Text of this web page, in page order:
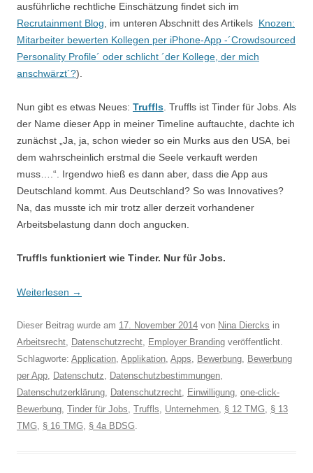
ausführliche rechtliche Einschätzung findet sich im
Recrutainment Blog, im unteren Abschnitt des Artikels Knozen:
Mitarbeiter bewerten Kollegen per iPhone-App -´Crowdsourced
Personality Profile´ oder schlicht ´der Kollege, der mich
anschwärzt´?).
Nun gibt es etwas Neues: Truffls. Truffls ist Tinder für Jobs. Als
der Name dieser App in meiner Timeline auftauchte, dachte ich
zunächst „Ja, ja, schon wieder so ein Murks aus den USA, bei
dem wahrscheinlich erstmal die Seele verkauft werden
muss….“. Irgendwo hieß es dann aber, dass die App aus
Deutschland kommt. Aus Deutschland? So was Innovatives?
Na, das musste ich mir trotz aller derzeit vorhandener
Arbeitsbelastung dann doch angucken.
Truffls funktioniert wie Tinder. Nur für Jobs.
Weiterlesen →
Dieser Beitrag wurde am 17. November 2014 von Nina Diercks in
Arbeitsrecht, Datenschutzrecht, Employer Branding veröffentlicht.
Schlagworte: Application, Applikation, Apps, Bewerbung, Bewerbung
per App, Datenschutz, Datenschutzbestimmungen,
Datenschutzerklärung, Datenschutzrecht, Einwilligung, one-click-
Bewerbung, Tinder für Jobs, Truffls, Unternehmen, § 12 TMG, § 13
TMG, § 16 TMG, § 4a BDSG.